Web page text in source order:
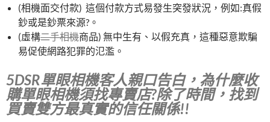
(相機面交付款) 這個付款方式易發生突發狀況，例如:真假
鈔或是鈔票來源?。
(虛構二手相機商品) 無中生有、以假充真，這種惡意欺騙
易促使網路犯罪的氾濫。
5DSR單眼相機客人親口告白，為什麼收
購單眼相機須找專賣店?除了時間，找到
買賣雙方最真實的信任關係!!